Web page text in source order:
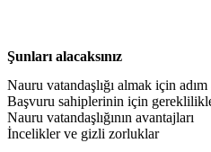
Şunları alacaksınız
Nauru vatandaşlığı almak için
Başvuru sahiplerinin için
Nauru vatandaşlığının avantajları
İncelikler ve gizli zorluklar